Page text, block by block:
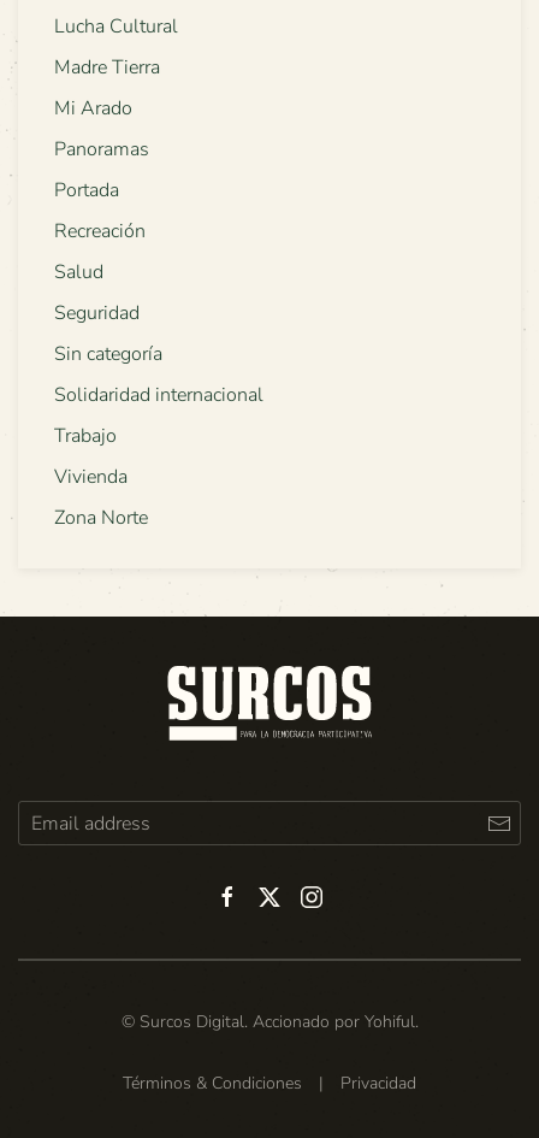
Lucha Cultural
Madre Tierra
Mi Arado
Panoramas
Portada
Recreación
Salud
Seguridad
Sin categoría
Solidaridad internacional
Trabajo
Vivienda
Zona Norte
© Surcos Digital. Accionado por Yohiful.
Términos & Condiciones | Privacidad